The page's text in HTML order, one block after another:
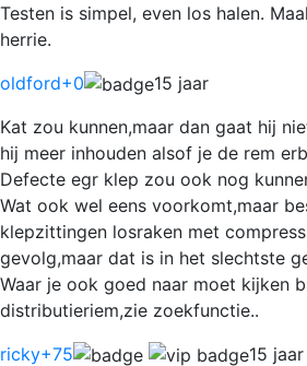
Testen is simpel, even los halen.
herrie.
oldford+0
15 jaar
Kat zou kunnen,maar dan gaat hij
hij meer inhouden alsof je de rem
Defecte egr klep zou ook nog
Wat ook wel eens voorkomt,maar
klepzittingen losraken met
gevolg,maar dat is in het slechtste
Waar je ook goed naar moet kijken
distributieriem,zie zoekfunctie..
ricky+75
15 jaar